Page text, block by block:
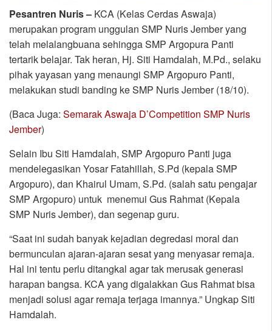
Pesantren Nuris – KCA (Kelas Cerdas Aswaja)
merupakan program unggulan SMP Nuris Jember yang
telah melalangbuana sehingga SMP Argopura Panti
tertarik belajar. Tak heran, Hj. Siti Hamdalah, M.Pd., selaku
pihak yayasan yang menaungi SMP Argopuro Panti,
melakukan studi banding ke SMP Nuris Jember (18/10).
(Baca Juga: Semarak Aswaja D’Competition SMP Nuris
Jember)
Selain Ibu Siti Hamdalah, SMP Argopuro Panti juga
mendelegasikan Yosar Fatahillah, S.Pd (kepala SMP
Argopuro), dan Khairul Umam, S.Pd. (salah satu pengajar
SMP Argopuro) untuk menemui Gus Rahmat (Kepala
SMP Nuris Jember), dan segenap guru.
“Saat ini sudah banyak kejadian degredasi moral dan
bermunculan ajaran-ajaran sesat yang menyasar remaja.
Hal ini tentu perlu ditangkal agar tak merusak generasi
harapan bangsa. KCA yang digalakkan Gus Rahmat bisa
menjadi solusi agar remaja terjaga imannya.” Ungkap Siti
Hamdalah.